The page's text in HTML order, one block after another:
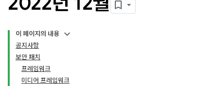
이 페이지의 내용
공지사항
보안 패치
프레임워크
미디어 프레임워크